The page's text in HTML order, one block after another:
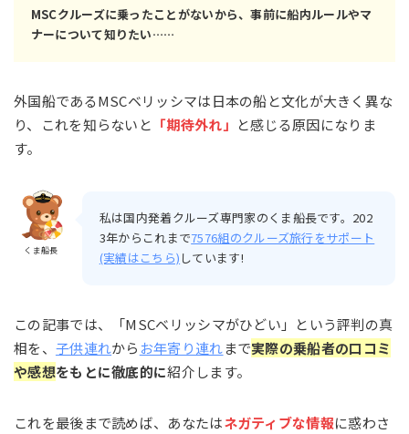
MSCクルーズに乗ったことがないから、事前に船内ルールやマ
ナーについて知りたい……
外国船であるMSCベリッシマは日本の船と文化が大きく異な
り、これを知らないと 「期待外れ」 と感じる原因になりま
す。
くま船長
私は国内発着クルーズ専門家のくま船長です。202
3年からこれまで7576組のクルーズ旅行をサポート
(実績はこちら) しています!
この記事では、「MSCベリッシマがひどい」という評判の真
相を、 子供連れから お年寄り連れまで実際の乗船者の口コミ
や感想をもとに徹底的に紹介します。
これを最後まで読めば、あなたはネガティブな情報に惑わさ